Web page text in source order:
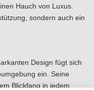
Hauch von Luxus.
sondern auch ein
Design fügt sich
ein. Seine
Blickfang in jedem